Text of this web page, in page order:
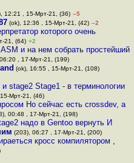
12:21 , 15-Мрт-21, (36) –5
(ok), 12:36 , 15-Мрт-21, (42) –2
которого очень
21, (64) +2
и на нем собрать простейший
, 17-Мрт-21, (199)
(ok), 16:55 , 15-Мрт-21, (108)
stage2 Stage1 - в терминологии
Мрт-21, (46)
Но сейчас есть crossdev, а
00:48 , 17-Мрт-21, (198)
надо в Gentoo вернуть И
(203), 06:27 , 17-Мрт-21, (200)
кросс компилятором ,